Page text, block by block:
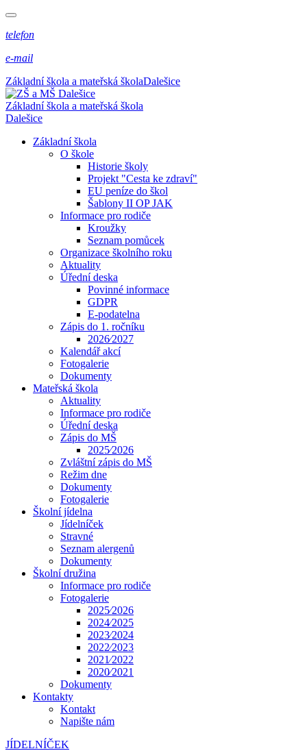
telefon
e-mail
Základní škola a mateřská školaDalešice
Základní škola a mateřská škola
Dalešice
Základní škola
O škole
Historie školy
Projekt "Cesta ke zdraví"
EU peníze do škol
Šablony II OP JAK
Informace pro rodiče
Kroužky
Seznam pomůcek
Organizace školního roku
Aktuality
Úřední deska
Povinné informace
GDPR
E-podatelna
Zápis do 1. ročníku
2026⁄2027
Kalendář akcí
Fotogalerie
Dokumenty
Mateřská škola
Aktuality
Informace pro rodiče
Úřední deska
Zápis do MŠ
2025⁄2026
Zvláštní zápis do MŠ
Režim dne
Dokumenty
Fotogalerie
Školní jídelna
Jídelníček
Stravné
Seznam alergenů
Dokumenty
Školní družina
Informace pro rodiče
Fotogalerie
2025⁄2026
2024⁄2025
2023⁄2024
2022⁄2023
2021⁄2022
2020⁄2021
Dokumenty
Kontakty
Kontakt
Napište nám
JÍDELNÍČEK